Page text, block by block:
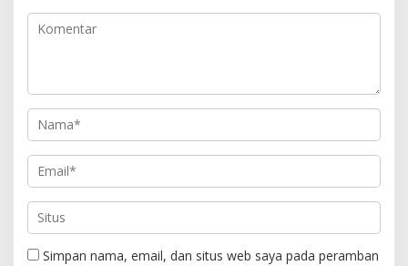
Simpan nama, email, dan situs web saya pada peramban